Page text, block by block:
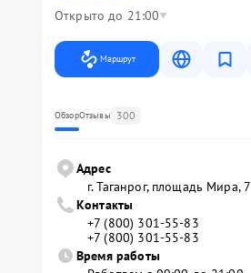
Открыто до 21:00
Маршрут
ОбзорОтзывы 300
Адрес
г. Таганрог, площадь Мира, 7
Контакты
+7 (800) 301-55-83
+7 (800) 301-55-83
Время работы